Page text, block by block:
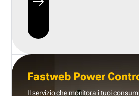
Fastweb Power
Il servizio che monitora i tuoi